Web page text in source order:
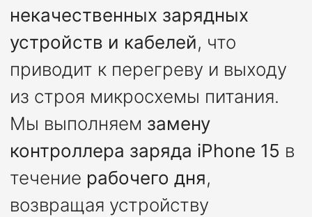
некачественных зарядных
устройств и кабелей, что
приводит к перегреву и выходу
из строя микросхемы питания.
Мы выполняем замену
контроллера заряда iPhone 15 в
течение рабочего дня,
возвращая устройству